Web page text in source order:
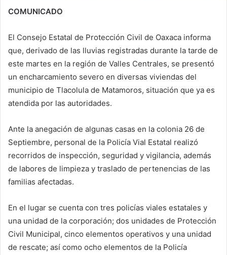
COMUNICADO
El Consejo Estatal de Protección Civil de Oaxaca informa
que, derivado de las lluvias registradas durante la tarde de
este martes en la región de Valles Centrales, se presentó
un encharcamiento severo en diversas viviendas del
municipio de Tlacolula de Matamoros, situación que ya es
atendida por las autoridades.
Ante la anegación de algunas casas en la colonia 26 de
Septiembre, personal de la Policía Vial Estatal realizó
recorridos de inspección, seguridad y vigilancia, además
de labores de limpieza y traslado de pertenencias de las
familias afectadas.
En el lugar se cuenta con tres policías viales estatales y
una unidad de la corporación; dos unidades de Protección
Civil Municipal, cinco elementos operativos y una unidad
de rescate; así como ocho elementos de la Policía